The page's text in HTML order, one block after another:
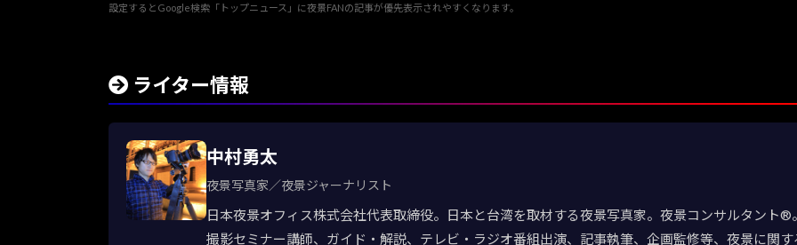
設定するとGoogle検索「トップニュース」に夜景FANの記事が優先表示されやすくなります。
ライター情報
中村勇太
夜景写真家／夜景ジャーナリスト
日本夜景オフィス株式会社代表取締役。日本と台湾を取材する夜景写真家。夜景コンサルタント
撮影セミナー講師、ガイド・解説、テレビ・ラジオ番組出演、記事執筆、企画監修等、夜景に関